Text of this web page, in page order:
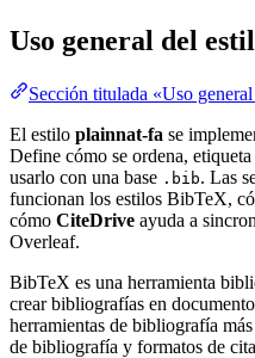
Uso general del
Sección titulada «Uso
El estilo plainnat-fa se
Define cómo se ordena,
usarlo con una base .bib. Las
funcionan los estilos BibTeX,
cómo CiteDrive ayuda a
Overleaf.
BibTeX es una herramienta
crear bibliografías en
herramientas de bibliografía
de bibliografía y formatos de